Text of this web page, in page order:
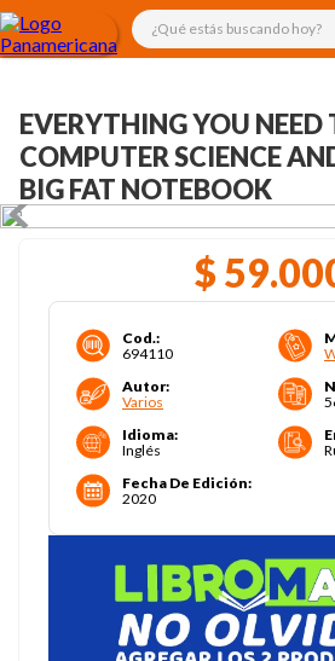
¿Qué estás buscando
EVERYTHING YOU NEED
COMPUTER SCIENCE
BIG FAT NOTEBOOK
$ 59.
Cod.:
694110
Autor:
Varios
Idioma:
Inglés
Fecha De Edición:
2020